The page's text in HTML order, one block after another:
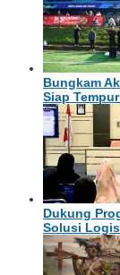
Bungkam
Siap
Dukung
Solusi